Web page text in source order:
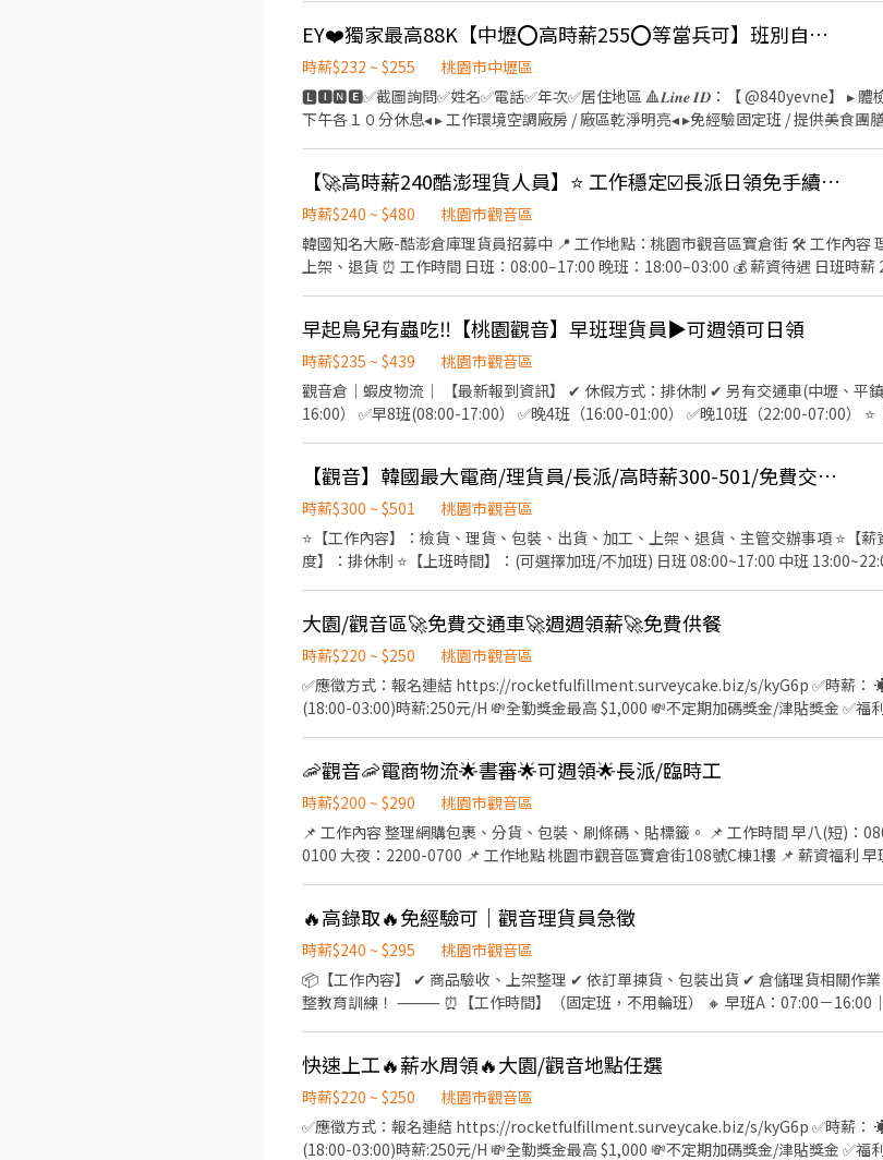
則) ➡️【文書人員】 1.文書作業的工作，也是要協助現場的工作，工作比例不一定 2.要知道如何電腦操作，基本Excel (重複值、
SUM、IF)比對加減要會 3.文書人員具備基本電腦操作能力、Office辦公室軟體操作 4.
文書作業 ＝＝＝＝＝＝＝＝＝＝＝＝＝＝＝＝＝＝＝＝＝＝＝＝＝＝ ✅【上班時間】
接下夜班) ＝＝＝＝＝＝＝＝＝＝＝＝＝＝＝＝＝＝＝＝＝＝＝＝＝＝ 💰【薪資待遇】 ➡️理貨日班$210
日班$230 (額滿) ➡️文書晚班$265 (額滿) ⭐另有，堆高機津貼20 (需通過訓練) ＝＝＝＝＝＝＝＝＝＝＝＝＝＝＝＝＝＝＝＝＝＝
＝＝＝＝ ✅【上班地點任選】每天開的倉缺額不同⭐可詢問專員 ❣️TAO1：大園區建
寶倉街108號5樓 ＝＝＝＝＝＝＝＝＝＝＝＝＝＝＝＝＝＝＝＝＝＝＝＝＝＝
詳細交通車路線可先自行查詢唷 🚚🚚🚚 ＝＝＝＝＝＝＝＝＝＝＝＝＝＝＝＝＝＝＝＝
場人力狀況靈活調配) ✅【工作要求】: 需能搬重、接受走動式久站 ❤️【工作福利】❤️ ➡️廠區機車停車免費 ➡️提供日周領服務💲
日領$1,500 ➡️加班採自願報名，很彈性！ ➡️不需一直搬重 每個人都有推車 ➡️免經驗
風扇，遠離悶熱，保持清爽！ ➡️備有近30條路線的交通車，讓你上下班沒煩惱！ ➡️不
荷包賺滿滿！ ＝＝＝＝＝＝＝
EY❤️獨家最高88K【中壢⭕高時薪255⭕等當兵可】班別自選.門市書審.週週領薪
時薪$232 ~ $255
桃園市中壢區
🅻🅸🅽🅴✅截圖詢問✅姓名✅電話✅年次✅居住地區 🔺𝑳𝒊𝒏𝒆 𝑰𝑫：【 @840yevne】 ▸ 體
下午各１０分休息◂ ▸ 工作環境空調廠房 / 廠區乾淨明亮◂ ▸免經驗固定班 / 提供美食團
明 : ⭕日班 220~232/H $40,832(含津貼)-$82,697(含加班) ⭕中班 232/H$40,832(含津
255/H$44,880(含津貼)-$88,669(含加班) ✅ 日班時段 : ★06:00～14:45★06:30～
16:45★08:30～17:15 ✅ 中班時段 : ★12:00-20:45★12:30-21:15★13:00-
23:15★15:00-23:45★15:30-00:15★16:00-00:45 ✅ 夜班時段 :
(每半小時為一個班別)
【🚀高時薪240酷澎理貨人員】⭐ 工作穩定☑️長派日領免手續費☑️觀音/酷5MH
時薪$240 ~ $480
桃園市觀音區
韓國知名大廠-酷澎倉庫理貨員招募中 📍 工作地點：桃園市觀音區寶倉街 🛠 工作內容 理貨：檢貨、理貨、包裝、出貨、加工、
上架、退貨 ⏰ 工作時間 日班：08:00–17:00 晚班：18:00–03:00 💰 薪資待遇 日班時薪 210元 晚班時薪 240元 另有堆高機津貼 20
職缺截圖】
早起鳥兒有蟲吃‼【桃園觀音】早班理貨員▶可週領可日領
時薪$235 ~ $439
桃園市觀音區
觀音倉｜蝦皮物流｜ 【最新報到資訊】 ✔ 休假方式：排休制 ✔ 另有交通車(中壢、平
16:00） ✅早8班(08:00-17:00） ✅晚4班（16:00-01:00） ✅晚10班（22:00-07:00） ⭐【時薪待遇】 ⭐ ✅ 早 7班、早8班：$245 -
點】 ✅桃園市觀音區寶倉街 108 號 C 棟 1 樓 溫馨提醒 無抽成，100％ 為你著想！ 合法派遣，求職安心，隨時歡迎諮詢！ 別再猶
豫，開啟你的成功之路！? ======================== 高上達國際 人資專員
https://gsdjobs.pse.is/HR02 0905-750-869 / 02-77305010 沛沛 https://
【觀音】韓國最大電商/理貨員/長派/高時薪300-501/免費交通車/酷5-RM
時薪$300 ~ $501
桃園市觀音區
⭐【工作內容】：檢貨、理貨、包裝、出貨、加工、上架、退貨、主管交辦事項 ⭐【
度】：排休制 ⭐【上班時間】：(可選擇加班/不加班) 日班 08:00~17:00 中班
大園/觀音區🚀免費交通車🚀週週領薪🚀免費供餐
時薪$220 ~ $250
桃園市觀音區
✅應徵方式：報名連結 https://rocketfulfillment.surveycake.biz/s/kyG6p ✅時薪：
(18:00-03:00)時薪:250元/H 💸全勤獎金最高 $1,000 💸不定期加碼獎金/津貼獎金 ✅
中山南路472號(限晚班) TAO4-桃園市觀音區玉林路一段523號 TAO5-桃園市觀音區
號6樓 TAO9-桃園市大園區建國路102號3F TAO17-桃園市大園區開和路128號
🦐觀音🦐電商物流🌟書審🌟可週領🌟長派/臨時工
時薪$200 ~ $290
桃園市觀音區
📌 工作內容 整理網購包裹、分貨、包裝、刷條碼、貼標籤。 📌 工作時間 早八(短)：
0100 大夜：2200-0700 📌 工作地點 桃園市觀音區寶倉街108號C棟1樓 📌 薪資福利
@nhy5896h 👉截圖職缺文 👉私訊留下 【姓名、電話、應徵蝦皮物流、找霍專員應徵】
🔥高錄取🔥免經驗可｜觀音理貨員急徵
時薪$240 ~ $295
桃園市觀音區
📦【工作內容】 ✔ 商品驗收、上架整理 ✔ 依訂單揀貨、包裝出貨 ✔ 倉儲理貨相關作業 👉 工作單純好上手 👉 無經驗OK，有完
整教育訓練！ ⸻ ⏰【工作時間】（固定班，不用輪班） 🔸 早班A：07:00－16:00｜時薪 $240 📌 報到時間：第一天 07:40 🔸
市觀音區寶倉街108號 C棟1樓 ⸻ 💰【薪資福利】 ✔ 勞保、健保 ✔ 每月11日發薪 ✔ 可申請「隔日領」💸（急用錢也OK）
⸻ 📲【快速面試｜名額有限】 0905-815-867 Lucy Chiu Lucy ʟɪɴᴇ ⬋ ⬋ https://gsdjobs.pse.is/HR08 ⸻ 👉 來電請告
知： 「姓名＋電話＋應徵班別」
快速上工🔥薪水周領🔥大園/觀音地點任選
時薪$220 ~ $250
桃園市觀音區
✅應徵方式：報名連結 https://rocketfulfillment.surveycake.biz/s/kyG6p ✅時薪： ☀️日班(08:00-17:00)時薪:220元/H 🌙晚班
(18:00-03:00)時薪:250元/H 💸全勤獎金最高 $1,000 💸不定期加碼獎金/津貼獎金 ✅福利： ❤️享有公司特休一年最高15天 🍱 免費